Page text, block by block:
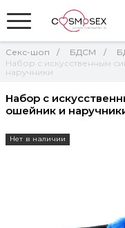
Секс-шоп БДСМ
Набор с искусственным
наручники
Набор с
ошейник и
Нет в наличии